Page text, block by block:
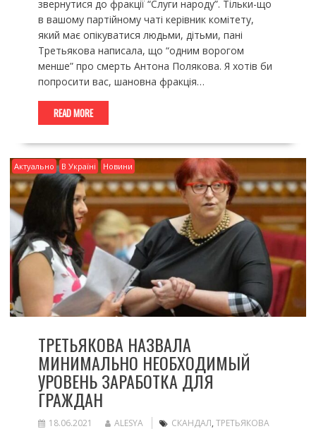
звернутися до фракції “Слуги народу”. Тільки-що
в вашому партійному чаті керівник комітету,
який має опікуватися людьми, дітьми, пані
Третьякова написала, що “одним ворогом
менше” про смерть Антона Полякова. Я хотів би
попросити вас, шановна фракція…
READ MORE
Актуально В Україні Новини
ТРЕТЬЯКОВА НАЗВАЛА
МИНИМАЛЬНО НЕОБХОДИМЫЙ
УРОВЕНЬ ЗАРАБОТКА ДЛЯ
ГРАЖДАН
18.06.2021 ALESYA СКАНДАЛ, ТРЕТЬЯКОВА